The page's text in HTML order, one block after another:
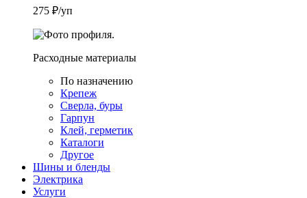
275 ₽/уп
Расходные материалы
По назначению
Крепеж
Сверла, буры
Гарпун
Клей, герметик
Каталоги
Другое
Шины и бленды
Электрика
Услуги